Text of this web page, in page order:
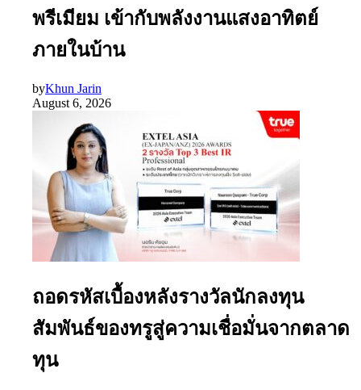
พรีเมียม เข้ากับพลังงานแสงอาทิตย์
ภายในบ้าน
byKhun Jarin
August 6, 2026
ถอดรหัสเบื้องหลังรางวัลนักลงทุน
สัมพันธ์ของทรูสู่ความเชื่อมั่นจากตลาด
ทุน